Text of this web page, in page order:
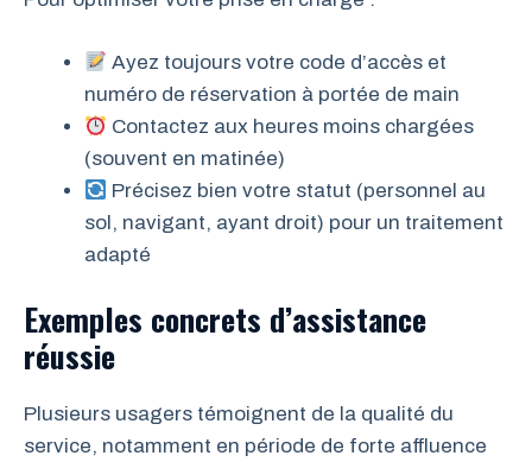
Ayez toujours votre code d’accès et
numéro de réservation à portée de main
Contactez aux heures moins chargées
(souvent en matinée)
Précisez bien votre statut (personnel au
sol, navigant, ayant droit) pour un traitement
adapté
Exemples concrets d’assistance
réussie
Plusieurs usagers témoignent de la qualité du
service, notamment en période de forte affluence